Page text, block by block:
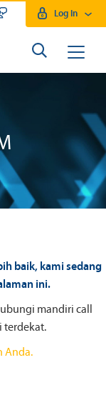
Log In
baik, kami sedang
ini.
mandiri call
terdekat.
Anda.